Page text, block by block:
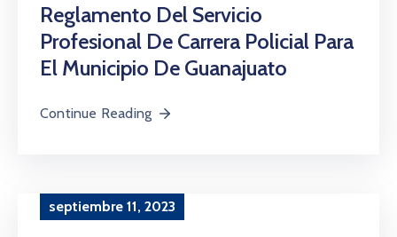
Reglamento Del Servicio
Profesional De Carrera Policial Para
El Municipio De Guanajuato
Continue Reading
septiembre 11, 2023